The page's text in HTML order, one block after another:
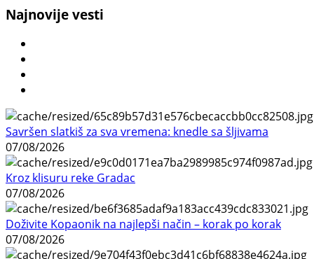
Najnovije vesti
Savršen slatkiš za sva vremena: knedle sa šljivama
07/08/2026
Kroz klisuru reke Gradac
07/08/2026
Doživite Kopaonik na najlepši način – korak po korak
07/08/2026